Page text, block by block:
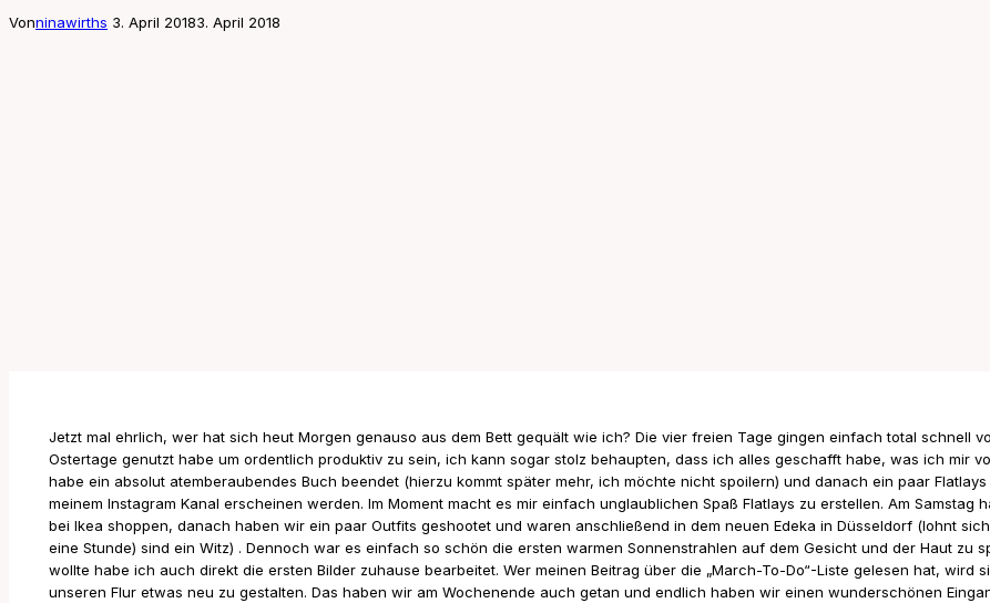
Vonninawirths 3. April 20183. April 2018
Jetzt mal ehrlich, wer hat sich heut Morgen genauso aus dem Bett gequält wie ich? Die vier freien Tage gingen einfach total schnell
Ostertage genutzt habe um ordentlich produktiv zu sein, ich kann sogar stolz behaupten, dass ich alles geschafft habe, was ich mir
habe ein absolut atemberaubendes Buch beendet (hierzu kommt später mehr, ich möchte nicht spoilern) und danach ein paar
meinem Instagram Kanal erscheinen werden. Im Moment macht es mir einfach unglaublichen Spaß Flatlays zu erstellen. Am
bei Ikea shoppen, danach haben wir ein paar Outfits geshootet und waren anschließend in dem neuen Edeka in Düsseldorf (lohnt
eine Stunde) sind ein Witz) . Dennoch war es einfach so schön die ersten warmen Sonnenstrahlen auf dem Gesicht und der Haut zu
wollte habe ich auch direkt die ersten Bilder zuhause bearbeitet. Wer meinen Beitrag über die „March-To-Do“-Liste gelesen hat,
unseren Flur etwas neu zu gestalten. Das haben wir am Wochenende auch getan und endlich haben wir einen wunderschönen